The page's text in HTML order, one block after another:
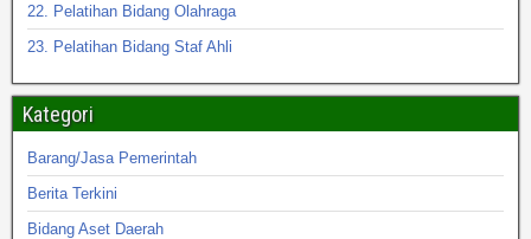
22. Pelatihan Bidang Olahraga
23. Pelatihan Bidang Staf Ahli
Kategori
Barang/Jasa Pemerintah
Berita Terkini
Bidang Aset Daerah